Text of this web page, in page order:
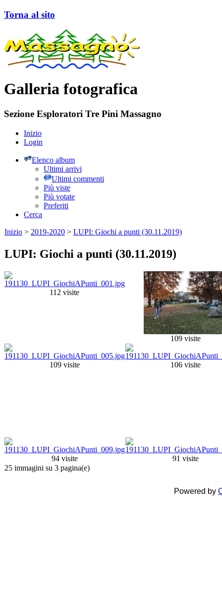
Torna al sito
Galleria fotografica
Sezione Esploratori Tre Pini Massagno
Inizio
Login
Elenco album
Ultimi arrivi
Ultimi commenti
Più viste
Più votate
Preferiti
Cerca
Inizio > 2019-2020 > LUPI: Giochi a punti (30.11.2019)
LUPI: Giochi a punti (30.11.2019)
112 visite
109 visite
109 visite 106 visite
94 visite
91 visite
25 immagini su 3 pagina(e)
Powered by